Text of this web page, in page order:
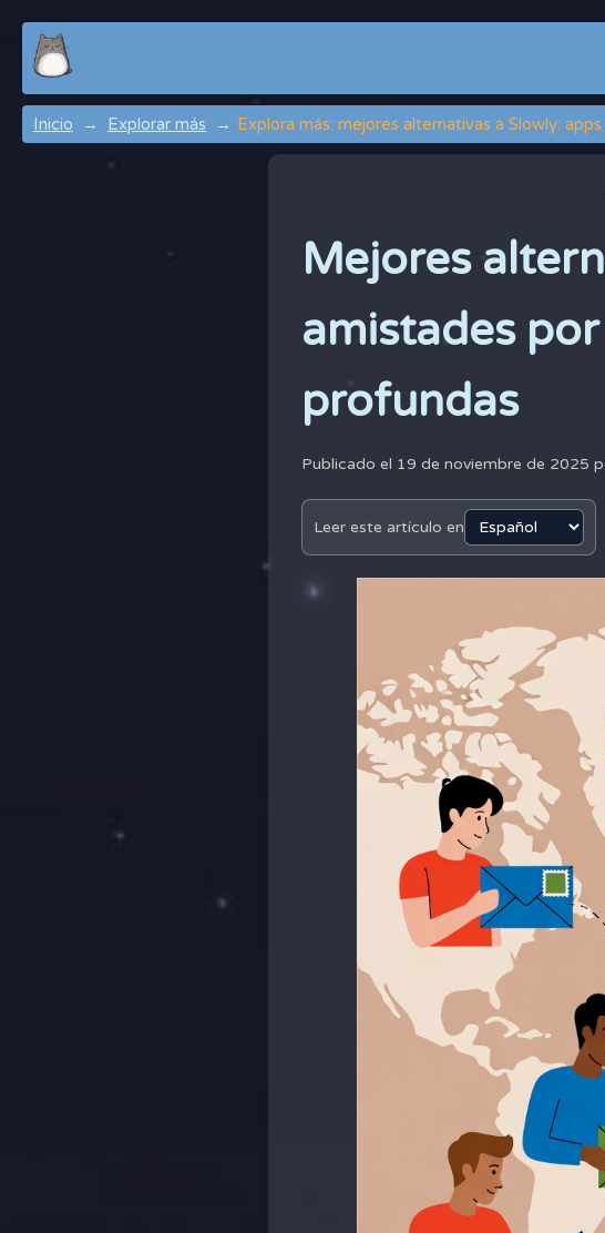
Inicio Explorar más Explora más: mejores alternativas a Slowly:
Mejores
amistades
profundas
Publicado el 19 de noviembre de 2025
Leer este artículo en